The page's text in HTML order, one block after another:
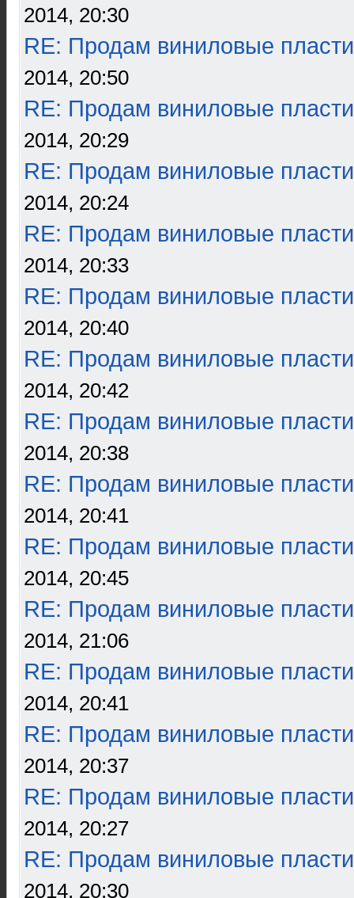
2014, 20:30
RE: Продам виниловые
2014, 20:50
RE: Продам виниловые
2014, 20:29
RE: Продам виниловые
2014, 20:24
RE: Продам виниловые
2014, 20:33
RE: Продам виниловые
2014, 20:40
RE: Продам виниловые
2014, 20:42
RE: Продам виниловые
2014, 20:38
RE: Продам виниловые
2014, 20:41
RE: Продам виниловые
2014, 20:45
RE: Продам виниловые
2014, 21:06
RE: Продам виниловые
2014, 20:41
RE: Продам виниловые
2014, 20:37
RE: Продам виниловые
2014, 20:27
RE: Продам виниловые
2014, 20:30